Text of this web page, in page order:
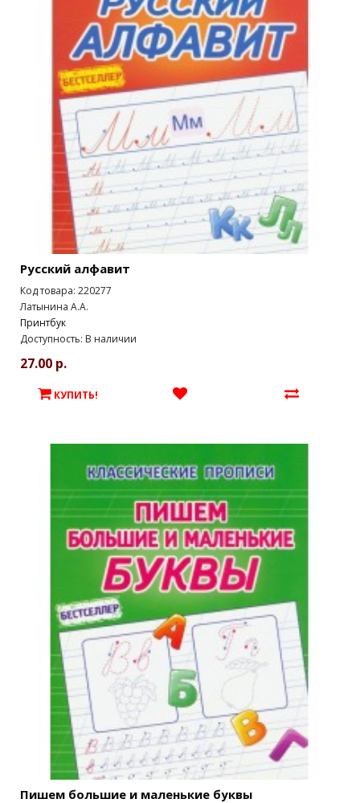
Русский алфавит
Код товара: 220277
Латынина А.А.
Принтбук
Доступность: В наличии
27.00 р.
КУПИТЬ!
Пишем большие и маленькие буквы